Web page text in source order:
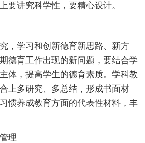
要讲究科学性，要精心设计。
，学习和创新德育新思路、新方
德育工作出现的新问题，要结合学
体，提高学生的德育素质。学科教
上多研究、多总结，形成书面材
惯养成教育方面的代表性材料，丰
理